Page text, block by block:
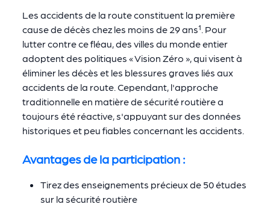
Les accidents de la route constituent la première
cause de décès chez les moins de 29 ans¹. Pour
lutter contre ce fléau, des villes du monde entier
adoptent des politiques « Vision Zéro », qui visent à
éliminer les décès et les blessures graves liés aux
accidents de la route. Cependant, l'approche
traditionnelle en matière de sécurité routière a
toujours été réactive, s'appuyant sur des données
historiques et peu fiables concernant les accidents.
Avantages de la participation :
Tirez des enseignements précieux de 50 études
sur la sécurité routière